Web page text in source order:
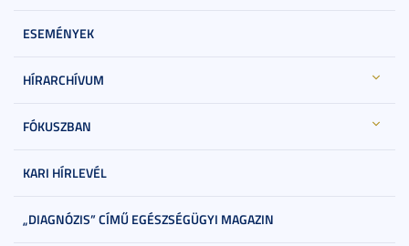
ESEMÉNYEK
HÍRARCHÍVUM
FÓKUSZBAN
KARI HÍRLEVÉL
„DIAGNÓZIS” CÍMŰ EGÉSZSÉGÜGYI MAGAZIN